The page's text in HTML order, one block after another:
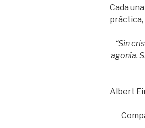
Cada
práctica,
“Sin
agonía.
Albert